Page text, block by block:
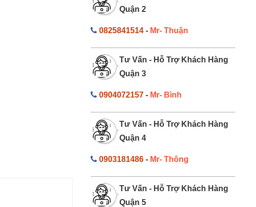
Quận 2
0825841514- Mr- Thuận
Tư Vấn - Hỗ Trợ Khách Hàng
Quận 3
0904072157- Mr- Bình
Tư Vấn - Hỗ Trợ Khách Hàng
Quận 4
0903181486- Mr- Thông
Tư Vấn - Hỗ Trợ Khách Hàng
Quận 5